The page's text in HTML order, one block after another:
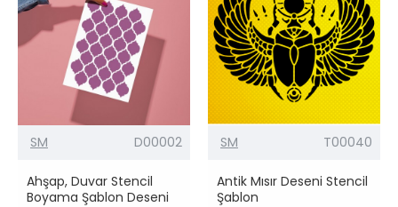
SM D00002
Ahşap, Duvar Stencil
Boyama Şablon Deseni
SM T00040
Antik Mısır Deseni Stencil
Şablon